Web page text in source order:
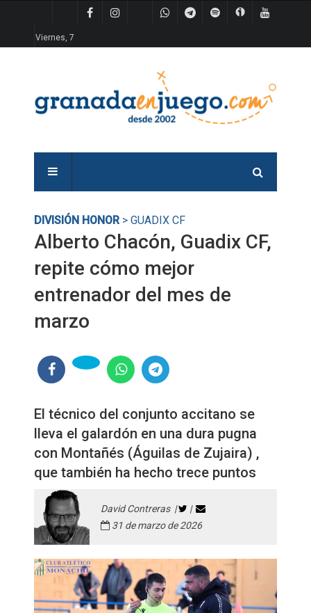
Viernes, 7
DIVISIÓN HONOR> GUADIX CF
Alberto Chacón, Guadix CF,
repite cómo mejor
entrenador del mes de
marzo
El técnico del conjunto accitano se
lleva el galardón en una dura pugna
con Montañés (Águilas de Zujaira) ,
que también ha hecho trece puntos
David Contreras |
|
31 de marzo de 2026